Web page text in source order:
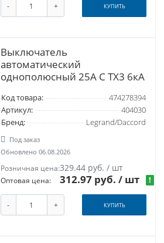
- + КУПИТЬ
Выключатель
автоматический
однополюсный 25А C TX3 6кА
Код товара:
474278394
Артикул:
404030
Бренд:
Legrand/Daccord
Под заказ
Обновлено 06.08.2026
Розничная цена:329.44 руб. / шт
Оптовая цена: 312.97 руб./ шт !
- + КУПИТЬ